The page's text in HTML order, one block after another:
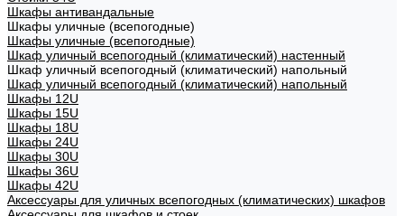
Шкафы антивандальные
Шкафы уличные (всепогодные)
Шкафы уличные (всепогодные)
Шкаф уличный всепогодный (климатический) настенный
Шкаф уличный всепогодный (климатический) напольный
Шкаф уличный всепогодный (климатический) напольный
Шкафы 12U
Шкафы 15U
Шкафы 18U
Шкафы 24U
Шкафы 30U
Шкафы 36U
Шкафы 42U
Аксессуары для уличных всепогодных (климатических) шкафов